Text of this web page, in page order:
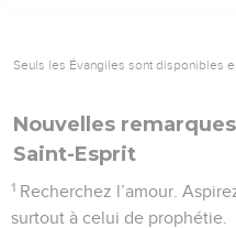
Seuls les Évangiles sont disponibles
Nouvelles
Saint-Esprit
1 Recherchez l’amour.
surtout à celui de prophétie.